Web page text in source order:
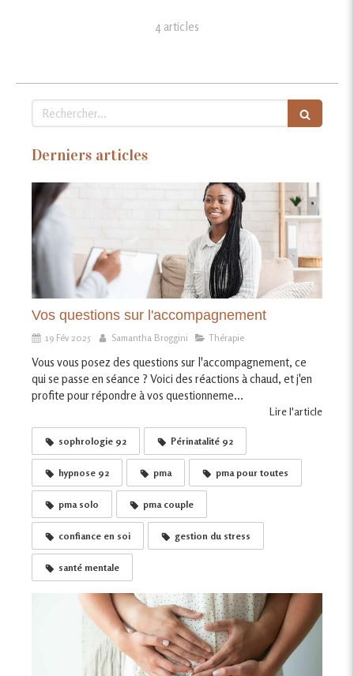
4 articles
Rechercher
Derniers articles
Vos questions sur l'accompagnement
19 Fév 2025 Samantha Broggini Thérapie
Vous vous posez des questions sur l'accompagnement, ce
qui se passe en séance ? Voici des réactions à chaud, et j'en
profite pour répondre à vos questionneme...
Lire l'article
sophrologie 92 Périnatalité 92
hypnose 92 pma pma pour toutes
pma solo pma couple
confiance en soi gestion du stress
santé mentale